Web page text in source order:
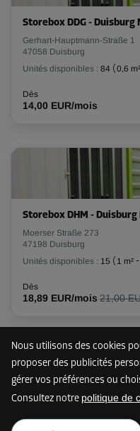
Nous utilisons des cookies
proposer des publicités
gérer vos préférences ou
Consultez notre politique de
Compartiment 68
Surface: 1,3 m²
Long: 1,3m Larg:
-20%
45,00 EUR/mois
35,99 EUR/mois
Compartiment 76
Surface: 2 m²
Volume: 5 m³
-20%
Dès
67,00 EUR/mois
53,59 EUR/mois
Storebox DDG - Duisburg
Gerhart-Hauptmann-Straße 1
47058 Duisburg
Unités disponibles : 84 (0,6 m²
Dès
14,00 EUR/mois
Storebox DHM -
Moerser Straße 273
47198 Duisburg
Unités disponibles : 15 ( 1 m² -
Dès
18,89 EUR/mois 21,00